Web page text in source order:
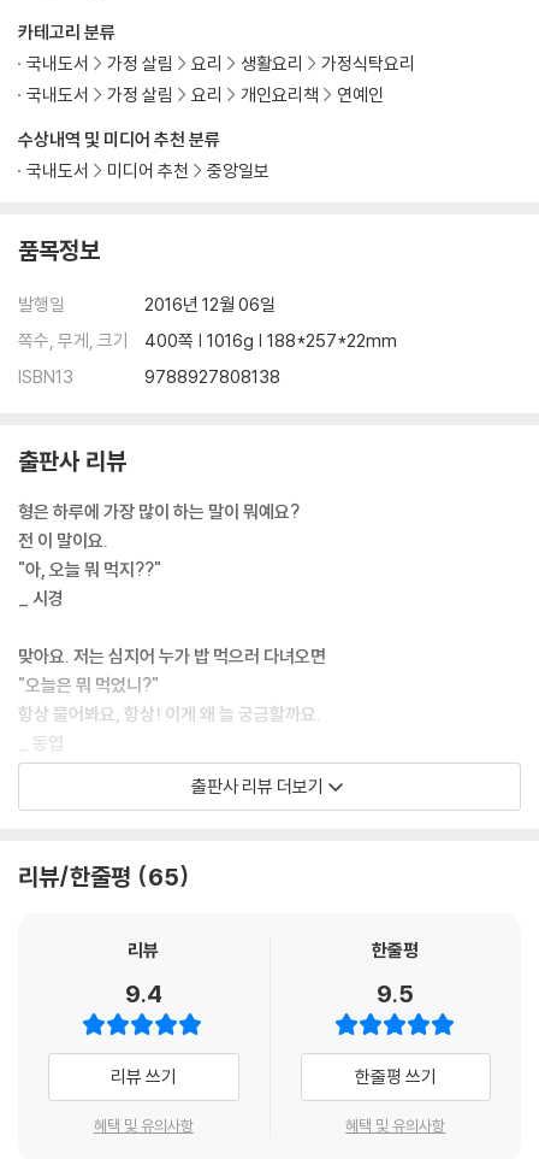
굴묵은지달걀찜 [대가 : 김소희]
삼겹살김치찜
두부짜글이 [대가 : 김필득]
김치고기롤
제육볶음
주꾸미볶음 [대가 : 김난숙]
서울식 불고기 [대가 : 이석희]
메밀김치전
삼색전 [대가 : 강순의]
韓食 5 _ 밑반찬
달걀말이
김부각 [대가 : 레이먼 킴]
잡채
간장게장 [대가 : 하선재]
꽃게무침 [대가 : 하선재]
엄마반찬 4종 [대가 : 양희은]
삼색나물 [대가 : 이종임]
* 밑반찬을 위한 매실청 담그기 [대가 : 홍쌍리]
감자탕 [대가 : 김순덕]
마늘돼지갈비찜 [대가 : 김청자]
토마토왕돈가스 [대가 : 오영록]
닭 한마리
된장돼지구이
골뱅이무침 & 오이냉국
수상내역 및 미디어 추천 분류
국내도서
미디어 추천 중앙일보
카테고리 분류
국내도서
가정 살림 요리 생활요리
가정식탁요리
국내도서
가정 살림 요리 개인요리책 연예인
품목정보
발행일
2016년 12월 06일
쪽수, 무게, 크기
400쪽 | 1016g | 188*257*22mm
ISBN13
9788927808138
출판사 리뷰
형은 하루에 가장 많이 하는 말이 뭐예요?
전 이 말이요.
"아, 오늘 뭐 먹지??"
_ 시경
맞아요. 저는 심지어 누가 밥 먹으러 다녀오면
"오늘은 뭐 먹었니?"
항상 물어봐요, 항상! 이게 왜 늘 궁금할까요.
_ 동엽
(2015년 5월 21일 64회차 방송 오프닝 중에서…)
2014년 9월 22일은 신동엽 & 성시경 콤비가 O'live 채널에 첫 입성한 날
할 수 없는 두 남자의 쿠킹 쇼에 시청자들의 이목은 단번에 집중되었다. 그
에 완성한 집밥 메뉴 등 프로그램 속 모든 요소들이 점차 사랑받기 시작했
양파 한 알을 두고도 어떻게 썰어야 할지 몰라 허둥대는 두 방송 베테랑들.
이 모습에 깔깔 웃음이 나다가도 점차 빠져들게 되는 건 신동엽의 실수가
곧 우리의 실수, 성시경의 고민이 곧 우리의 고민이었기 때문이다. 그렇게
출판사 리뷰 더보기
리뷰/한줄평 65
리뷰
9.4
리뷰 쓰기
혜택 및 유의사항
한줄평
9.5
한줄평 쓰기
혜택 및 유의사항